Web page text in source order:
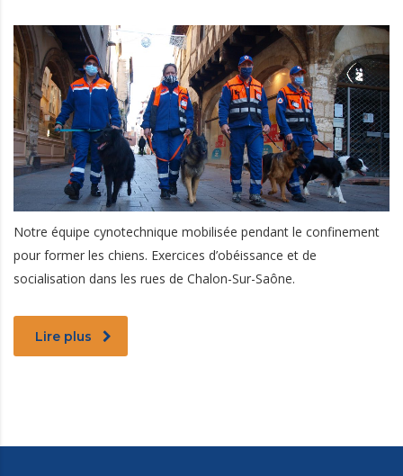
Notre équipe cynotechnique mobilisée pendant le confinement
pour former les chiens. Exercices d’obéissance et de
socialisation dans les rues de Chalon-Sur-Saône.
Lire plus